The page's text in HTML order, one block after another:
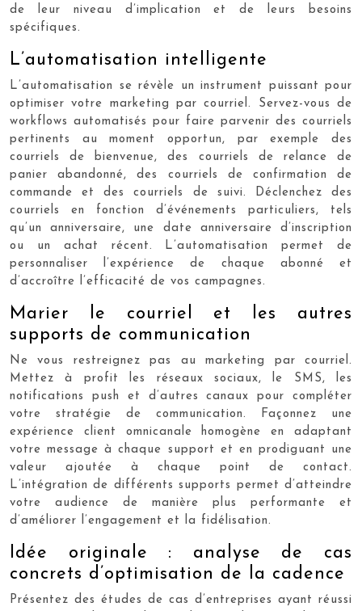
de leur niveau d’implication et de leurs besoins
spécifiques.
L’automatisation intelligente
L’automatisation se révèle un instrument puissant pour
optimiser votre marketing par courriel. Servez-vous de
workflows automatisés pour faire parvenir des courriels
pertinents au moment opportun, par exemple des
courriels de bienvenue, des courriels de relance de
panier abandonné, des courriels de confirmation de
commande et des courriels de suivi. Déclenchez des
courriels en fonction d’événements particuliers, tels
qu’un anniversaire, une date anniversaire d’inscription
ou un achat récent. L’automatisation permet de
personnaliser l’expérience de chaque abonné et
d’accroître l’efficacité de vos campagnes.
Marier le courriel et les autres
supports de communication
Ne vous restreignez pas au marketing par courriel.
Mettez à profit les réseaux sociaux, le SMS, les
notifications push et d’autres canaux pour compléter
votre stratégie de communication. Façonnez une
expérience client omnicanale homogène en adaptant
votre message à chaque support et en prodiguant une
valeur ajoutée à chaque point de contact.
L’intégration de différents supports permet d’atteindre
votre audience de manière plus performante et
d’améliorer l’engagement et la fidélisation.
Idée originale : analyse de cas
concrets d’optimisation de la cadence
Présentez des études de cas d’entreprises ayant réussi